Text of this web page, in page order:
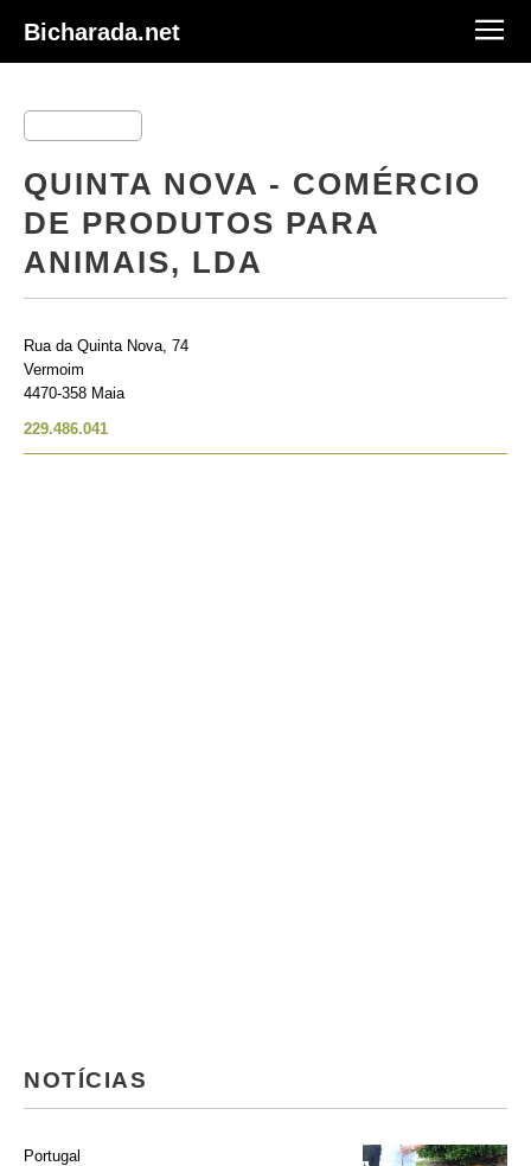
Bicharada.net
QUINTA NOVA - COMÉRCIO
DE PRODUTOS PARA
ANIMAIS, LDA
Rua da Quinta Nova, 74
Vermoim
4470-358 Maia
229.486.041
NOTÍCIAS
Portugal